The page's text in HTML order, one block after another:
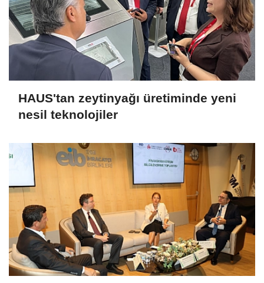
HAUS'tan zeytinyağı üretiminde yeni
nesil teknolojiler